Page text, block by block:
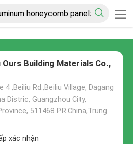
Ours Building Materials Co.,
4 ,Beiliu Rd.,Beiliu Village, Dagang
Distric, Guangzhou City,
511468 P.R.China,Trung
xác nhận